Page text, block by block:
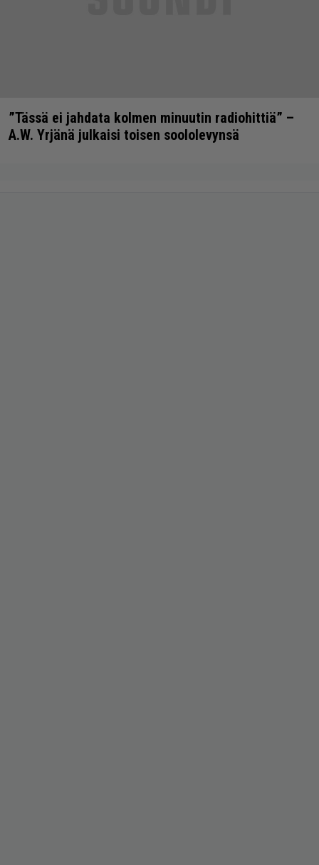
”Tässä ei jahdata kolmen minuutin radiohittiä” –
A.W. Yrjänä julkaisi toisen soololevynsä